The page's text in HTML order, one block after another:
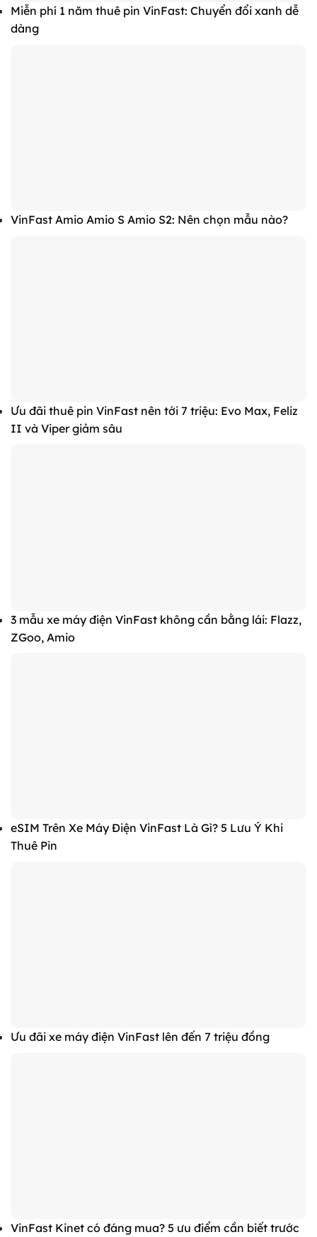
Miễn phí 1 năm thuê pin VinFast: Chuyển đổi xanh dễ
dàng
VinFast Amio Amio S Amio S2: Nên chọn mẫu nào?
Ưu đãi thuê pin VinFast nên tới 7 triệu: Evo Max, Feliz
II và Viper giảm sâu
3 mẫu xe máy điện VinFast không cần bằng lái: Flazz,
ZGoo, Amio
eSIM Trên Xe Máy Điện VinFast Là Gì? 5 Lưu Ý Khi
Thuê Pin
Ưu đãi xe máy điện VinFast lên đến 7 triệu đồng
VinFast Kinet có đáng mua? 5 ưu điểm cần biết trước